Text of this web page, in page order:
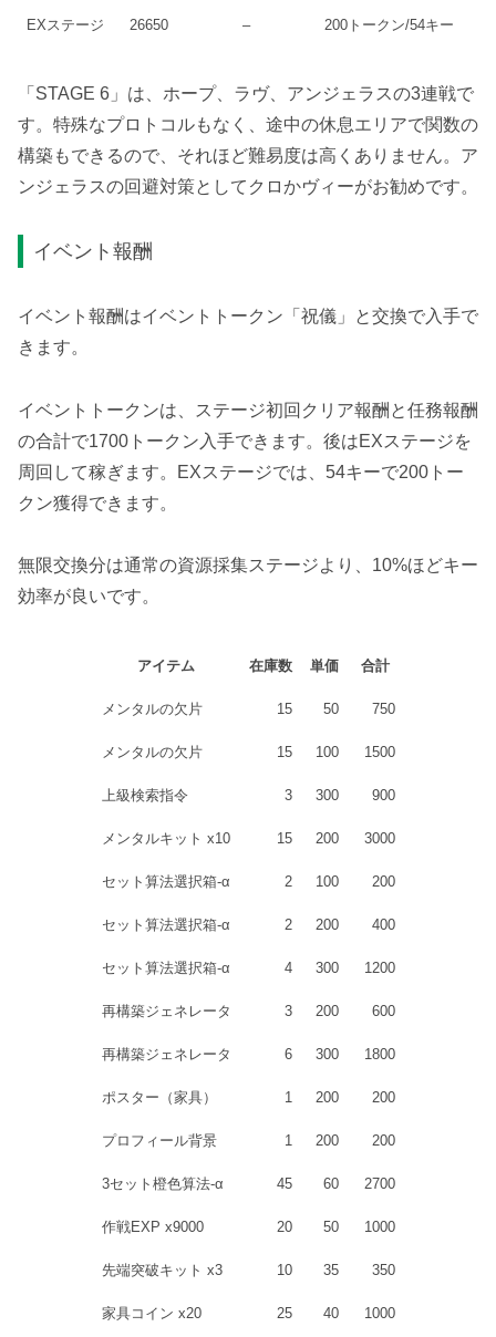
EXステージ 26650 – 200トークン/54キー
「STAGE 6」は、ホープ、ラヴ、アンジェラスの3連戦で
す。特殊なプロトコルもなく、途中の休息エリアで関数の
構築もできるので、それほど難易度は高くありません。ア
ンジェラスの回避対策としてクロかヴィーがお勧めです。
イベント報酬
イベント報酬はイベントトークン「祝儀」と交換で入手で
きます。
イベントトークンは、ステージ初回クリア報酬と任務報酬
の合計で1700トークン入手できます。後はEXステージを
周回して稼ぎます。EXステージでは、54キーで200トー
クン獲得できます。
無限交換分は通常の資源採集ステージより、10%ほどキー
効率が良いです。
アイテム 在庫数 単価 合計
メンタルの欠片 15 50 750
メンタルの欠片 15 100 1500
上級検索指令 3 300 900
メンタルキット x10 15 200 3000
セット算法選択箱-α 2 100 200
セット算法選択箱-α 2 200 400
セット算法選択箱-α 4 300 1200
再構築ジェネレータ 3 200 600
再構築ジェネレータ 6 300 1800
ポスター（家具） 1 200 200
プロフィール背景 1 200 200
3セット橙色算法-α 45 60 2700
作戦EXP x9000 20 50 1000
先端突破キット x3 10 35 350
家具コイン x20 25 40 1000